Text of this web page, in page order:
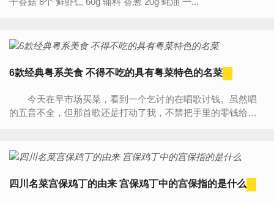
6款经典粤系美食 不得不吃的具有粤菜特色的名菜
今天在早市场买菜，看到一个乞讨的在唱歌讨钱。虽然唱
的五音不全，但那首歌还是打动了我，不禁把手里的零钱给他
四川名菜宫保鸡丁的由来 宫保鸡丁中的宫保指的是什么